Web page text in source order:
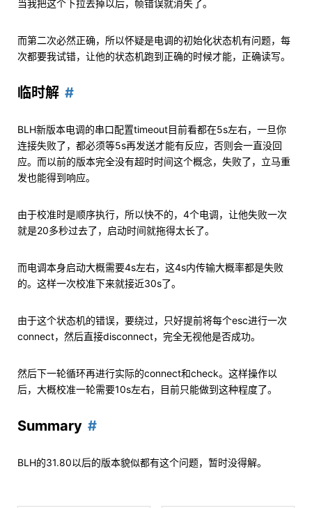
当我把这个下拉去掉以后，帧错误就消失了。
而第二次必然正确，所以怀疑是电调的初始化状态机有问题，每
次都要我试错，让他的状态机跑到正确的时候才能，正确读写。
临时解
BLH新版本电调的串口配置timeout目前看都在5s左右，一旦你
连接失败了，都必须等5s再发送才能有反应，否则会一直没回
应。而以前的版本完全没有超时时间这个概念，失败了，立马重
发也能得到响应。
由于校准时是顺序执行，所以快不的，4个电调，让他失败一次
就是20多秒过去了，启动时间就拖得太长了。
而电调本身启动大概需要4s左右，这4s内传输大概率都是失败
的。这样一次校准下来就接近30s了。
由于这个状态机的错误，要绕过，只好提前将每个esc进行一次
connect，然后直接disconnect，完全无视他是否成功。
然后下一轮循环再进行实际的connect和check。这样操作以
后，大概校准一轮需要10s左右，目前只能做到这种程度了。
Summary
BLH的31.80以后的版本貌似都有这个问题，暂时没得解。